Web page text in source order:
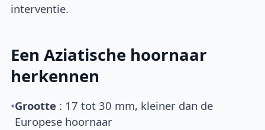
interventie.
Een Aziatische hoornaar
herkennen
•Grootte : 17 tot 30 mm, kleiner dan de
Europese hoornaar